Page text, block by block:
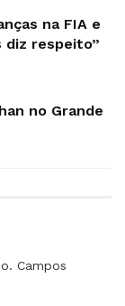
na FIA e
diz respeito”
no Grande
Campos